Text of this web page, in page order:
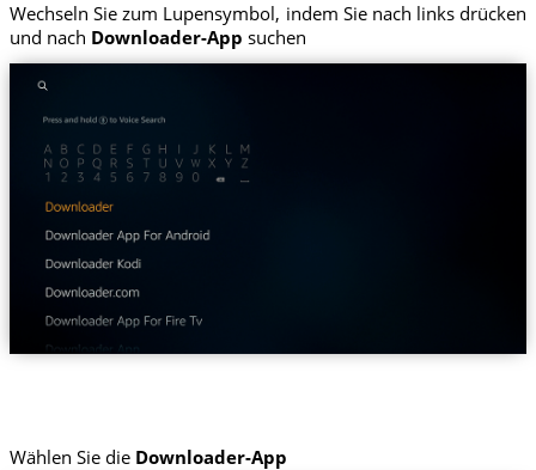
Wechseln Sie zum Lupensymbol, indem Sie nach links drücken
und nach Downloader-App suchen
Wählen Sie die Downloader-App